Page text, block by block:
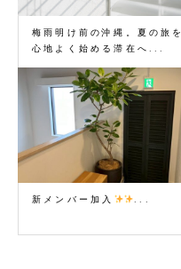
梅雨明け前の沖縄。夏の旅を
心地よく始める滞在へ...
新メンバー加入